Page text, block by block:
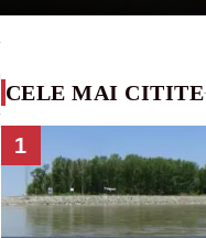
CELE MAI CITITE
1